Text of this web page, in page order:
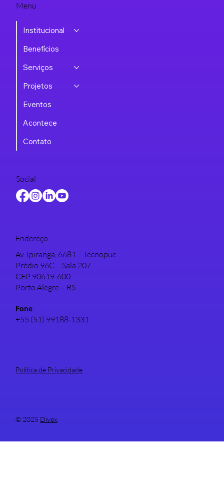
Menu
Institucional
Benefícios
Serviços
Projetos
Eventos
Acontece
Contato
Social
Endereço
Av. Ipiranga, 6681 – Tecnopuc
Prédio 96C – Sala 207
CEP 90619-600
Porto Alegre – RS
Fone
+55 (51) 99188-1331
Política de Privacidade
© 2025 Divex